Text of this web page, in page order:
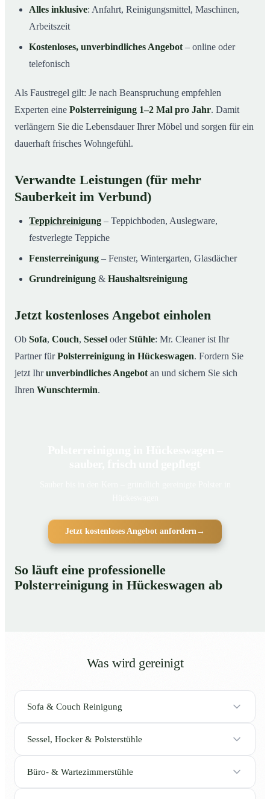
Alles inklusive: Anfahrt, Reinigungsmittel, Maschinen,
Arbeitszeit
Kostenloses, unverbindliches Angebot – online oder
telefonisch
Als Faustregel gilt: Je nach Beanspruchung empfehlen
Experten eine Polsterreinigung 1–2 Mal pro Jahr. Damit
verlängern Sie die Lebensdauer Ihrer Möbel und sorgen für ein
dauerhaft frisches Wohngefühl.
Verwandte Leistungen (für mehr
Sauberkeit im Verbund)
Teppichreinigung – Teppichboden, Auslegware,
festverlegte Teppiche
Fensterreinigung – Fenster, Wintergarten, Glasdächer
Grundreinigung & Haushaltsreinigung
Jetzt kostenloses Angebot einholen
Ob Sofa, Couch, Sessel oderStühle: Mr. Cleaner ist Ihr
Partner fürPolsterreinigung in Hückeswagen. Fordern Sie
jetzt Ihrunverbindliches Angebot an und sichern Sie sich
Ihren Wunschtermin.
Jetzt kostenloses Angebot anfordern→
So läuft eine professionelle
Polsterreinigung in Hückeswagen ab
Was wird gereinigt
Sofa & Couch Reinigung
Sessel, Hocker & Polsterstühle
Büro- & Wartezimmerstühle